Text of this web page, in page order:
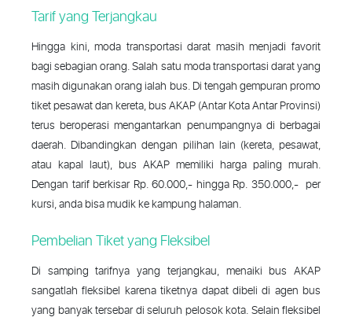
Tarif yang Terjangkau
Hingga kini, moda transportasi darat masih menjadi favorit
bagi sebagian orang. Salah satu moda transportasi darat yang
masih digunakan orang ialah bus. Di tengah gempuran promo
tiket pesawat dan kereta, bus AKAP (Antar Kota Antar Provinsi)
terus beroperasi mengantarkan penumpangnya di berbagai
daerah. Dibandingkan dengan pilihan lain (kereta, pesawat,
atau kapal laut), bus AKAP memiliki harga paling murah.
Dengan tarif berkisar Rp. 60.000,- hingga Rp. 350.000,- per
kursi, anda bisa mudik ke kampung halaman.
Pembelian Tiket yang Fleksibel
Di samping tarifnya yang terjangkau, menaiki bus AKAP
sangatlah fleksibel karena tiketnya dapat dibeli di agen bus
yang banyak tersebar di seluruh pelosok kota. Selain fleksibel